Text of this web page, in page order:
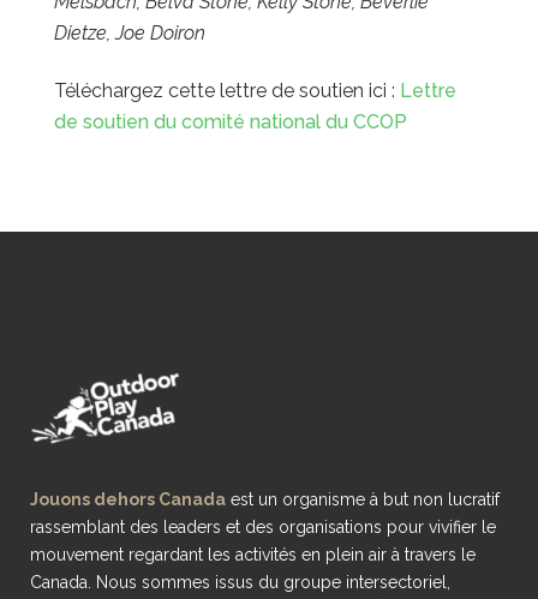
Dietze, Joe Doiron
Téléchargez cette lettre de soutien ici : Lettre
de soutien du comité national du CCOP
Jouons dehors Canada est un organisme à but non lucratif
rassemblant des leaders et des organisations pour vivifier le
mouvement regardant les activités en plein air à travers le
Canada. Nous sommes issus du groupe intersectoriel,